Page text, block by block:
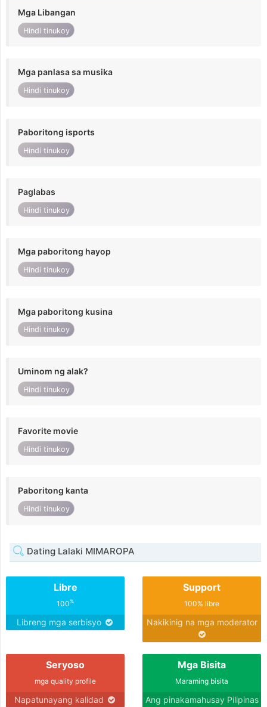
Mga Libangan
Hindi tinukoy
Mga panlasa sa musika
Hindi tinukoy
Paboritong isports
Hindi tinukoy
Paglabas
Hindi tinukoy
Mga paboritong hayop
Hindi tinukoy
Mga paboritong kusina
Hindi tinukoy
Uminom ng alak?
Hindi tinukoy
Favorite movie
Hindi tinukoy
Paboritong kanta
Hindi tinukoy
Dating Lalaki MIMAROPA
Libre
100%
Libreng mga serbisyo
Support
100% libre
Nakikinig na mga moderator
Seryoso
mga quality profile
Napatunayang kalidad
Mga Bisita
Maraming bisita
Ang pinakamahusay Pilipinas